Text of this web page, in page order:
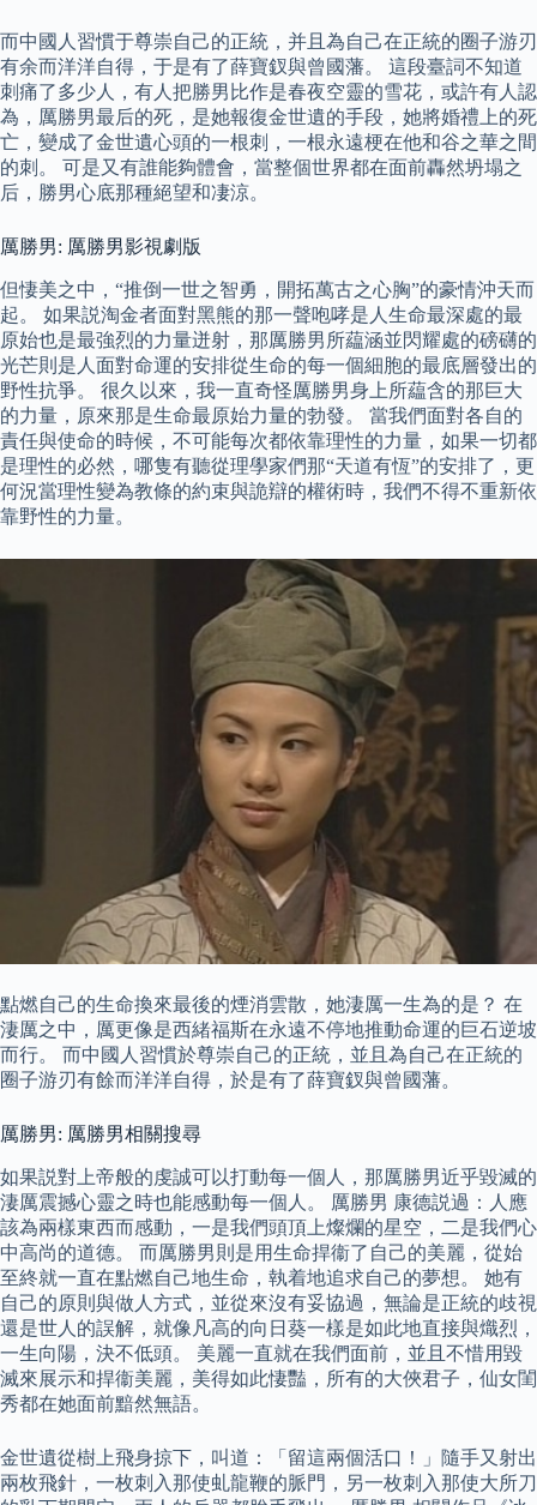
而中國人習慣于尊崇自己的正統，并且為自己在正統的圈子游刃
有余而洋洋自得，于是有了薛寶釵與曾國藩。 這段臺詞不知道
刺痛了多少人，有人把勝男比作是春夜空靈的雪花，或許有人認
為，厲勝男最后的死，是她報復金世遺的手段，她將婚禮上的死
亡，變成了金世遺心頭的一根刺，一根永遠梗在他和谷之華之間
的刺。 可是又有誰能夠體會，當整個世界都在面前轟然坍塌之
后，勝男心底那種絕望和凄涼。
厲勝男: 厲勝男影視劇版
但悽美之中，“推倒一世之智勇，開拓萬古之心胸”的豪情沖天而
起。 如果説淘金者面對黑熊的那一聲咆哮是人生命最深處的最
原始也是最強烈的力量迸射，那厲勝男所藴涵並閃耀處的磅礴的
光芒則是人面對命運的安排從生命的每一個細胞的最底層發出的
野性抗爭。 很久以來，我一直奇怪厲勝男身上所藴含的那巨大
的力量，原來那是生命最原始力量的勃發。 當我們面對各自的
責任與使命的時候，不可能每次都依靠理性的力量，如果一切都
是理性的必然，哪隻有聽從理學家們那“天道有恆”的安排了，更
何況當理性變為教條的約束與詭辯的權術時，我們不得不重新依
靠野性的力量。
點燃自己的生命換來最後的煙消雲散，她淒厲一生為的是？ 在
淒厲之中，厲更像是西緒福斯在永遠不停地推動命運的巨石逆坡
而行。 而中國人習慣於尊崇自己的正統，並且為自己在正統的
圈子游刃有餘而洋洋自得，於是有了薛寶釵與曾國藩。
厲勝男: 厲勝男相關搜尋
如果説對上帝般的虔誠可以打動每一個人，那厲勝男近乎毀滅的
淒厲震撼心靈之時也能感動每一個人。 厲勝男 康德説過：人應
該為兩樣東西而感動，一是我們頭頂上燦爛的星空，二是我們心
中高尚的道德。 而厲勝男則是用生命捍衞了自己的美麗，從始
至終就一直在點燃自己地生命，執着地追求自己的夢想。 她有
自己的原則與做人方式，並從來沒有妥協過，無論是正統的歧視
還是世人的誤解，就像凡高的向日葵一樣是如此地直接與熾烈，
一生向陽，決不低頭。 美麗一直就在我們面前，並且不惜用毀
滅來展示和捍衞美麗，美得如此悽豔，所有的大俠君子，仙女閨
秀都在她面前黯然無語。
金世遺從樹上飛身掠下，叫道：「留這兩個活口！」隨手又射出
兩枚飛針，一枚刺入那使虬龍鞭的脈門，另一枚刺入那使大所刀